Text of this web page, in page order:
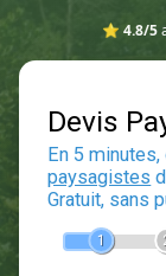
⭐ 4.8/5
Devis
En 5